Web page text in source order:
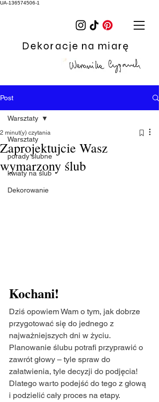
UA-136574506-1
Dekoracje na miarę
Post
Warsztaty
porady ślubne
kwiaty na ślub
Dekorowanie
Warsztaty
Zaprojektujcie Wasz
wymarzony ślub
2 minut(y) czytania
Kochani!
Dziś opowiem Wam o tym, jak dobrze
przygotować się do jednego z
najważniejszych dni w życiu.
Planowanie ślubu potrafi przyprawić o
zawrót głowy – tyle spraw do
załatwienia, tyle decyzji do podjęcia!
Dlatego warto podejść do tego z głową
i podzielić cały proces na etapy.